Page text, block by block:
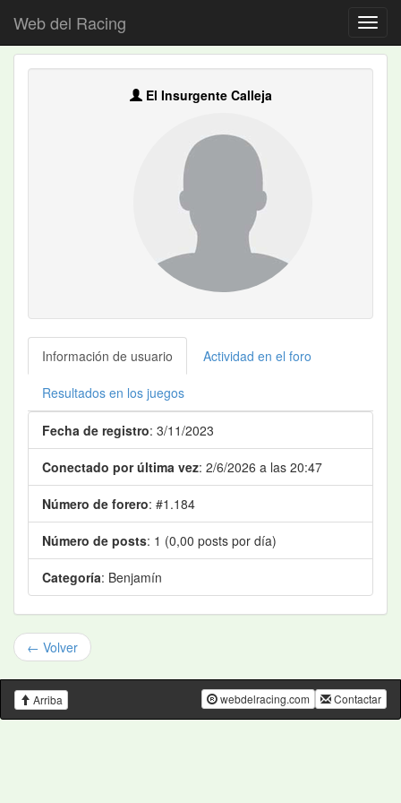
Web del Racing
El Insurgente Calleja
Información de usuario Actividad en el foro
Resultados en los juegos
Fecha de registro: 3/11/2023
Conectado por última vez: 2/6/2026 a las 20:47
Número de forero: #1.184
Número de posts: 1 (0,00 posts por día)
Categoría: Benjamín
← Volver
Contactar
webdelracing.com
Arriba